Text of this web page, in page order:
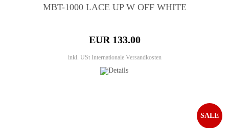
MBT-1000 LACE UP W OFF WHITE
EUR 133.00
inkl. USt Internationale Versandkosten
SALE